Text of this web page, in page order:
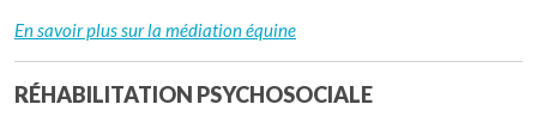
En savoir plus sur la médiation équine
RÉHABILITATION PSYCHOSOCIALE